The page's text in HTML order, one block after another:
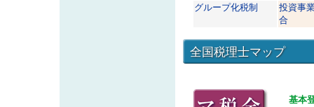
グループ化税制
投資事
合
全国税理士マップ
基本